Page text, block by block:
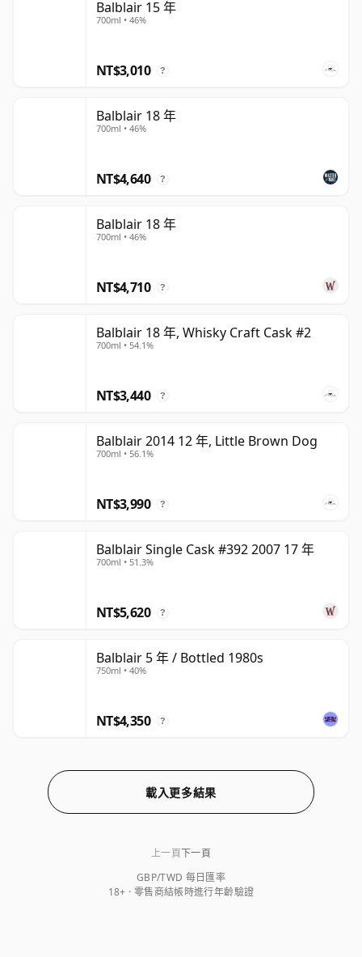
Balblair 15 年
700ml • 46%
NT$3,010 ?
Balblair 18 年
700ml • 46%
NT$4,640 ?
Balblair 18 年
700ml • 46%
NT$4,710 ?
Balblair 18 年, Whisky Craft Cask #2
700ml • 54.1%
NT$3,440 ?
Balblair 2014 12 年, Little Brown Dog
700ml • 56.1%
NT$3,990 ?
Balblair Single Cask #392 2007 17 年
700ml • 51.3%
NT$5,620 ?
Balblair 5 年 / Bottled 1980s
750ml • 40%
NT$4,350 ?
載入更多結果
GBP/TWD 每日匯率
18+ · 零售商結帳時進行年齡驗證
上一頁下一頁